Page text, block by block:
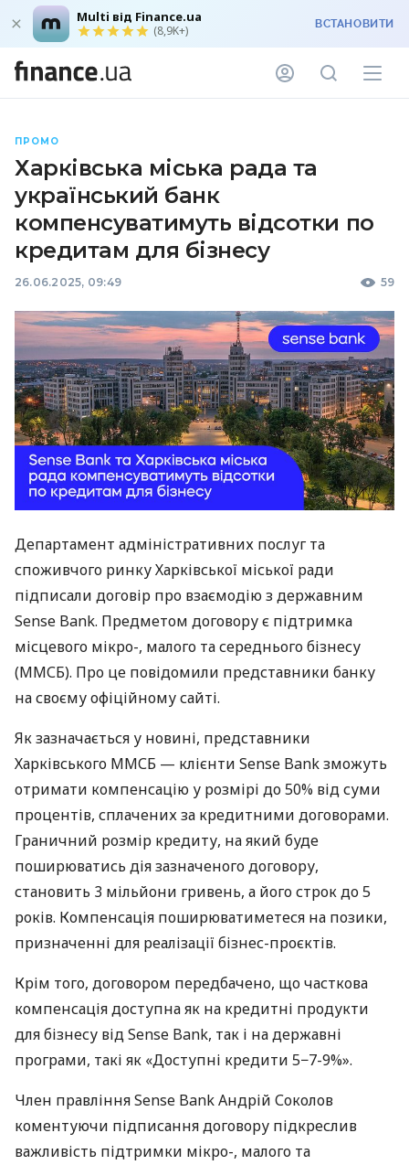
Multi від Finance.ua
(8,9K+) ВСТАНОВИТИ
ПРОМО
Харківська міська рада та
український банк
компенсуватимуть відсотки по
кредитам для бізнесу
26.06.2025, 09:49 59
Департамент адміністративних послуг та
споживчого ринку Харківської міської ради
підписали договір про взаємодію з державним
Sense Bank. Предметом договору є підтримка
місцевого мікро-, малого та середнього бізнесу
(ММСБ). Про це повідомили представники банку
на своєму офіційному сайті.
Як зазначається у новині, представники
Харківського ММСБ — клієнти Sense Bank зможуть
отримати компенсацію у розмірі до 50% від суми
процентів, сплачених за кредитними договорами.
Граничний розмір кредиту, на який буде
поширюватись дія зазначеного договору,
становить 3 мільйони гривень, а його строк до 5
років. Компенсація поширюватиметеся на позики,
призначенні для реалізації бізнес-проєктів.
Крім того, договором передбачено, що часткова
компенсація доступна як на кредитні продукти
для бізнесу від Sense Bank, так і на державні
програми, такі як «Доступні кредити 5−7-9%».
Член правління Sense Bank Андрій Соколов
коментуючи підписання договору підкреслив
важливість підтримки мікро-, малого та